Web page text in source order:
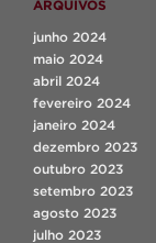
ARQUIVOS
junho 2024
maio 2024
abril 2024
fevereiro 2024
janeiro 2024
dezembro 2023
outubro 2023
setembro 2023
agosto 2023
julho 2023